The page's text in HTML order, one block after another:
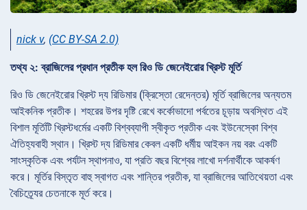
nick v, (CC BY-SA 2.0)
তথ্য ২: ব্রাজিলের প্রধান প্রতীক হল রিও ডি জেনেইরোর খ্রিস্ট মূর্তি
রিও ডি জেনেইরোর খ্রিস্ট দ্য রিডিমার (ক্রিস্তো রেদেন্তর) মূর্তি ব্রাজিলের অন্যতম
আইকনিক প্রতীক। শহরের উপর দৃষ্টি রেখে কর্কোভাদো পর্বতের চূড়ায় অবস্থিত এই
বিশাল মূর্তিটি খ্রিস্টধর্মের একটি বিশ্বব্যাপী স্বীকৃত প্রতীক এবং ইউনেস্কো বিশ্ব
ঐতিহ্যবাহী স্থান। খ্রিস্ট দ্য রিডিমার কেবল একটি ধর্মীয় আইকন নয় বরং একটি
সাংস্কৃতিক এবং পর্যটন স্থাপনাও, যা প্রতি বছর বিশ্বের লাখো দর্শনার্থীকে আকর্ষণ
করে। মূর্তির বিস্তৃত বাহু স্বাগত এবং শান্তির প্রতীক, যা ব্রাজিলের আতিথেয়তা এবং
বৈচিত্র্যের চেতনাকে মূর্ত করে।